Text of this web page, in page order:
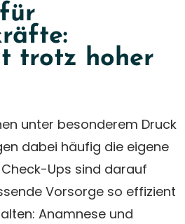
trotz hoher
unter besonderem Druck
dabei häufig die eigene
Ups sind darauf
Vorsorge so effizient
Anamnese und